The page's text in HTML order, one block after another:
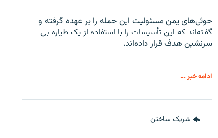
حوثی‌های یمن مسئولیت این حمله را بر عهده گرفته و
گفته‌اند که این تأسیسات را با استفاده از یک طیاره بی
سرنشین هدف قرار داده‌اند.
ادامه خبر ...
شریک ساختن